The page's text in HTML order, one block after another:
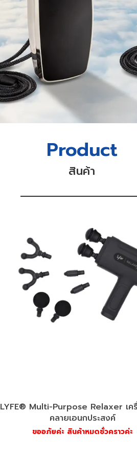
Product
สินค้า
LYFE® Multi-Purpose Relaxer เค
คลายเอนกประสงค์
ขออภัยค่ะ สินค้าหมดชั่วคราวค่ะ